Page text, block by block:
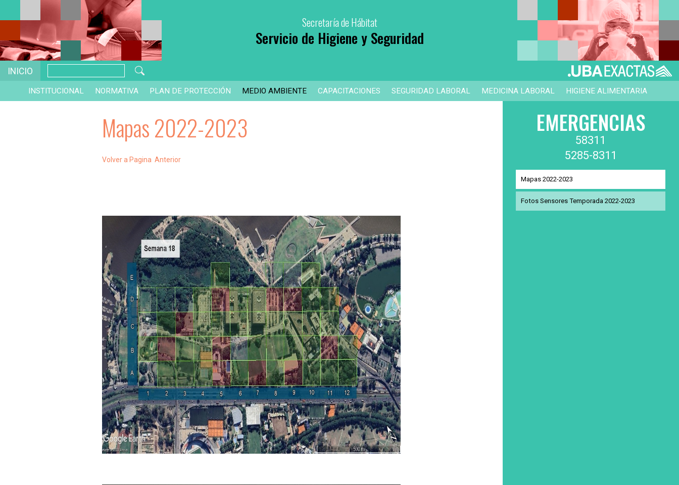
Secretaría de Hábitat
Servicio de Higiene y Seguridad
INICIO
INSTITUCIONAL NORMATIVA PLAN DE PROTECCIÓN MEDIO AMBIENTE CAPACITACIONES SEGURIDAD LABORAL MEDICINA LABORAL HIGIENE ALIMENTARIA
Mapas 2022-2023
Volver a Pagina Anterior
EMERGENCIAS
58311
5285-8311
Mapas 2022-2023
Fotos Sensores Temporada 2022-2023